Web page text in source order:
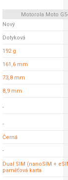
Motorola Moto
Nový
Dotyková
192 g
161,6 mm
73,8 mm
8,9 mm
-
-
Černá
-
Dual SIM (nanoSIM +
paměťová karta